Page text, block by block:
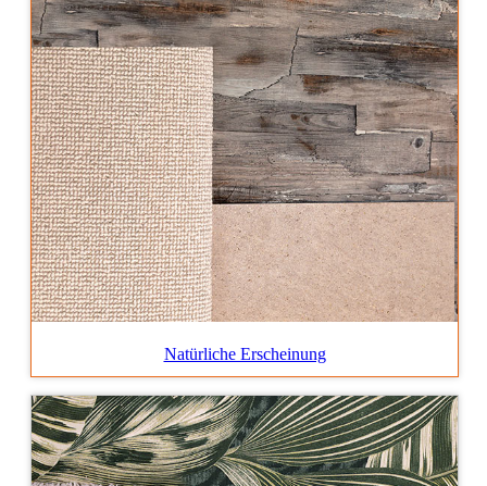
Natürliche Erscheinung